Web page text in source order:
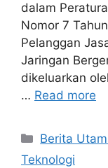
dalam
Nomor 7
Pelanggan
Jaringan
dikeluarkan
… Read more
C
a
Berita
Teknologi